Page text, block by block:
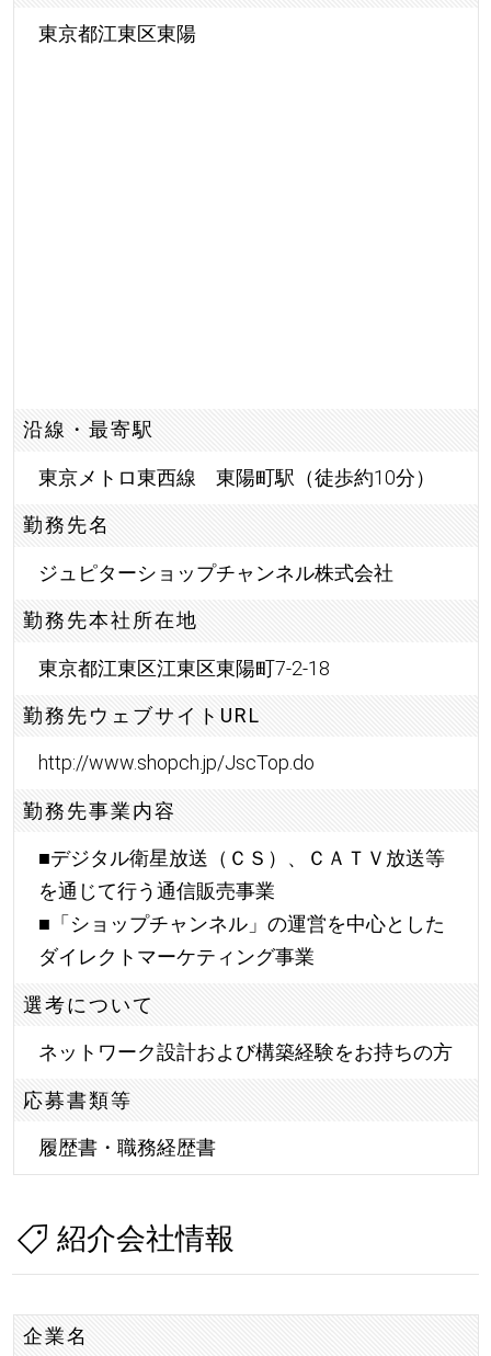
東京都江東区東陽
沿線・最寄駅
東京メトロ東西線 東陽町駅（徒歩約10分）
勤務先名
ジュピターショップチャンネル株式会社
勤務先本社所在地
東京都江東区江東区東陽町7-2-18
勤務先ウェブサイトURL
http://www.shopch.jp/JscTop.do
勤務先事業内容
■デジタル衛星放送（ＣＳ）、ＣＡＴＶ放送等
を通じて行う通信販売事業
■「ショップチャンネル」の運営を中心とした
ダイレクトマーケティング事業
選考について
ネットワーク設計および構築経験をお持ちの方
応募書類等
履歴書・職務経歴書
紹介会社情報
企業名